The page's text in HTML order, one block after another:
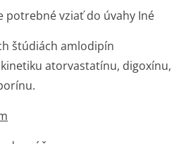
potrebné vziať do úvahy Iné
štúdiách amlodipín
atorvastatínu, digoxínu,